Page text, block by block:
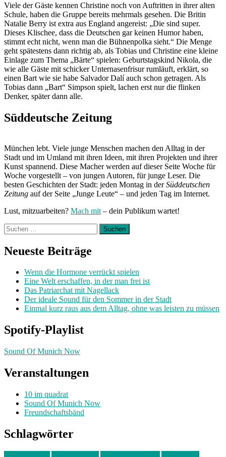
Viele der Gäste kennen Christine noch von Auftritten in ihrer alten
Schule, haben die Gruppe bereits mehrmals gesehen. Die Britin
Natalie Berry ist extra aus England angereist: „Die sind super.
Dieses Klischee, dass die Deutschen gar keinen Humor haben,
stimmt echt nicht, wenn man die Bühnenpolka sieht.“ Die Menge
geht spätestens dann richtig ab, als Tobias und Christine eine kleine
Einlage zum Thema „Bärte“ spielen: Geburtstagskind Nikola, die
wie alle Gäste mit schicker Unternasenfrisur rumläuft, erklärt, so
einen Bart wie sie habe Salvador Dalí auch schon getragen. Als
Tobias dann „Bart“ Simpson spielt, lachen erst nur die flinken
Denker, später dann alle.
Süddeutsche Zeitung
München lebt. Viele junge Menschen machen den Alltag in der
Stadt und im Umland mit ihren Ideen, mit ihren Projekten und ihrer
Kunst spannend. Diese Macher werden auf dieser Seite Woche für
Woche vorgestellt – von jungen Autoren, für junge Leser. Die
besten Geschichten der Stadt: jeden Montag in derSüddeutschen
Zeitung auf der Seite „Junge Leute“ – und jeden Tag im Internet.
Lust, mitzuarbeiten? Mach mit – dein Publikum wartet!
Suchen
nach:
Neueste Beiträge
Wenn die Hormone verrückt spielen
Eine Welt erschaffen, in der man frei ist
Das Patriarchat mit Nagellack
Der ideale Sound für den Sommer in der Stadt
Einmal kurz raus aus dem Alltag, ohne was leisten zu müssen
Spotify-Playlist
Sound Of Munich Now
Veranstaltungen
10 im quadrat
Sound Of Munich Now
Freundschaftsbänd
Schlagwörter